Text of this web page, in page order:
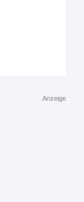
Anzeige